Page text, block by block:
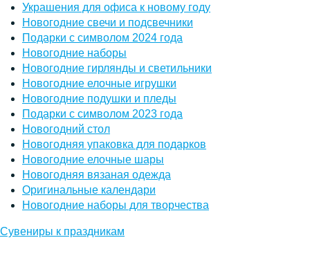
Украшения для офиса к новому году
Новогодние свечи и подсвечники
Подарки с символом 2024 года
Новогодние наборы
Новогодние гирлянды и светильники
Новогодние елочные игрушки
Новогодние подушки и пледы
Подарки с символом 2023 года
Новогодний стол
Новогодняя упаковка для подарков
Новогодние елочные шары
Новогодняя вязаная одежда
Оригинальные календари
Новогодние наборы для творчества
Сувениры к праздникам